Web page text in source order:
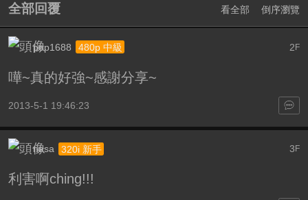
全部回覆 看全部 倒序瀏覽
2 F
pop1688 480p 中級
嘩~真的好強~感謝分享~
2013-5-1 19:46:23
3 F
nasa 320i 新手
利害啊ching!!!